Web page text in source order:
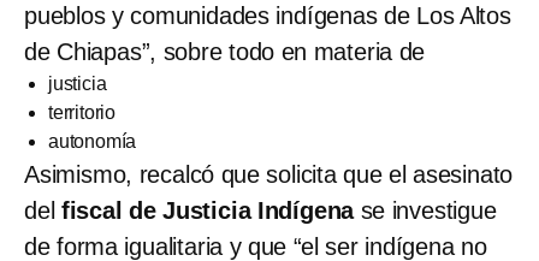
pueblos y comunidades indígenas de Los Altos
de Chiapas”, sobre todo en materia de
justicia
territorio
autonomía
Asimismo, recalcó que solicita que el asesinato
del fiscal de Justicia Indígenase investigue
de forma igualitaria y que “el ser indígena no